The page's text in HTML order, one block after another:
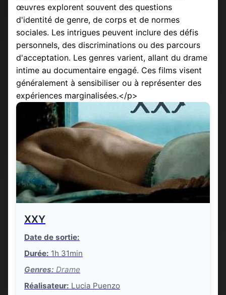
œuvres explorent souvent des questions
d'identité de genre, de corps et de normes
sociales. Les intrigues peuvent inclure des défis
personnels, des discriminations ou des parcours
d'acceptation. Les genres varient, allant du drame
intime au documentaire engagé. Ces films visent
généralement à sensibiliser ou à représenter des
expériences marginalisées.</p>
XXY
Date de sortie:
Durée: 1h 31min
Genres: Drame
Réalisateur: Lucia Puenzo